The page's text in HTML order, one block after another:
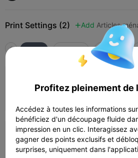
Print Settings (2)  Add Articles
K2 Pro
Auteur
0.2mm layer, 2 walls,
Auteur  1d 19h 
Profitez pleinement de
Accédez à toutes les informations
bénéficiez d'un découpage fluide
impression en un clic. Interagissez
gagner des points exclusifs et
surprises, uniquement dans